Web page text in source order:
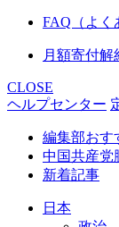
FAQ（よく
月額寄付解
CLOSE
ヘルプセンター
編集部おす
中国共産党
新着記事
日本